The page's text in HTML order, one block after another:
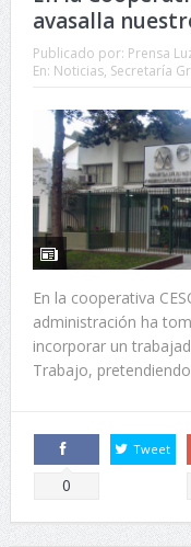
avasalla
Publicado por: Prensa
En: Noticias, Secretaría
En la cooperativa
administración ha
incorporar un
Trabajo,
Comparte
0
Tweet